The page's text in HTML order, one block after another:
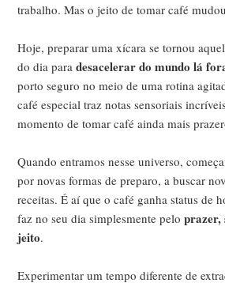
trabalho. Mas o jeito de tomar café
Hoje, preparar uma xícara se tornou
do dia paradesacelerar do mundo lá
porto seguro no meio de uma rotina
café especial traz notas sensoriais
momento de tomar café ainda mais
Quando entramos nesse universo,
por novas formas de preparo, a buscar
receitas. É aí que o café ganha status de
faz no seu dia simplesmente peloprazer,
jeito.
Experimentar um tempo diferente de